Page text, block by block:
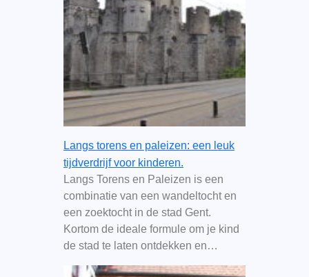
Langs torens en paleizen: een leuk
tijdverdrijf voor kinderen.
Langs Torens en Paleizen is een
combinatie van een wandeltocht en
een zoektocht in de stad Gent.
Kortom de ideale formule om je kind
de stad te laten ontdekken en…